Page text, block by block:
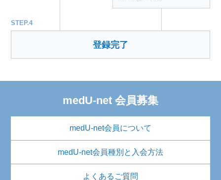
STEP.4
登録完了
medU-net 会員募集
medU-net会員について
medU-net会員種別と入会方法
よくあるご質問